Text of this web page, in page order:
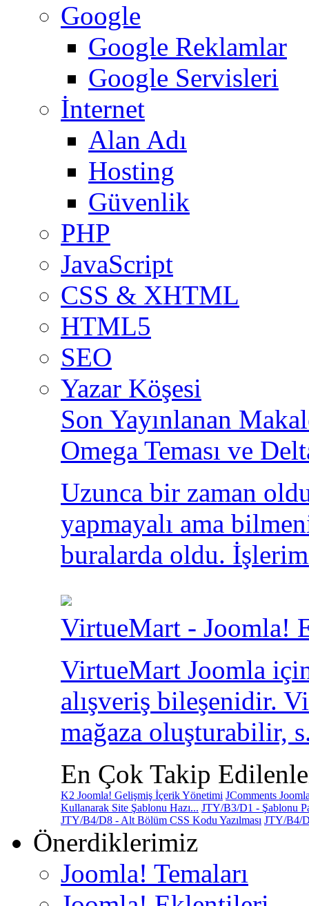
Google
Google Reklamlar
Google Servisleri
İnternet
Alan Adı
Hosting
Güvenlik
PHP
JavaScript
CSS & XHTML
HTML5
SEO
Yazar Köşesi
Son Yayınlanan
Omega Teması ve
Uzunca bir zaman
yapmayalı ama
buralarda oldu.
VirtueMart - Joomla!
VirtueMart Joomla
alışveriş bileşenidir.
mağaza oluşturabilir,
En Çok Takip
K2 Joomla! Gelişmiş İçerik Yönetimi JComments
Kullanarak Site Şablonu Hazı... JTY/B3/D1 - Şablonu
JTY/B4/D8 - Alt Bölüm CSS Kodu Yazılması JTY/B4/
Önerdiklerimiz
Joomla! Temaları